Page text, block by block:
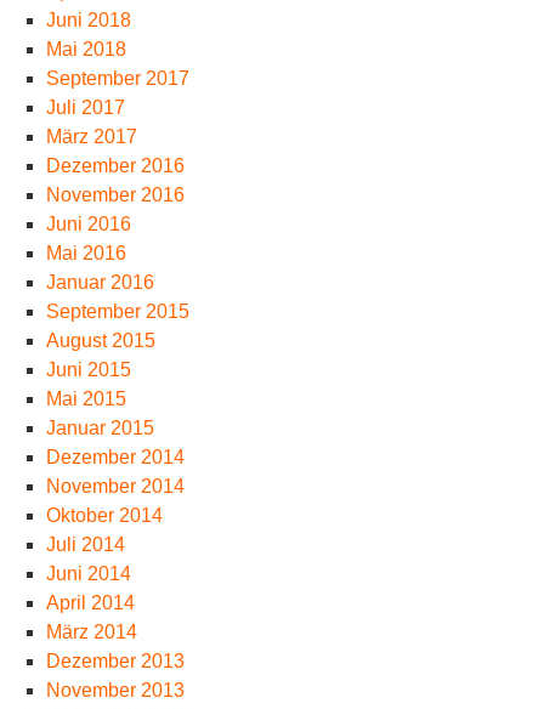
Juni 2018
Mai 2018
September 2017
Juli 2017
März 2017
Dezember 2016
November 2016
Juni 2016
Mai 2016
Januar 2016
September 2015
August 2015
Juni 2015
Mai 2015
Januar 2015
Dezember 2014
November 2014
Oktober 2014
Juli 2014
Juni 2014
April 2014
März 2014
Dezember 2013
November 2013